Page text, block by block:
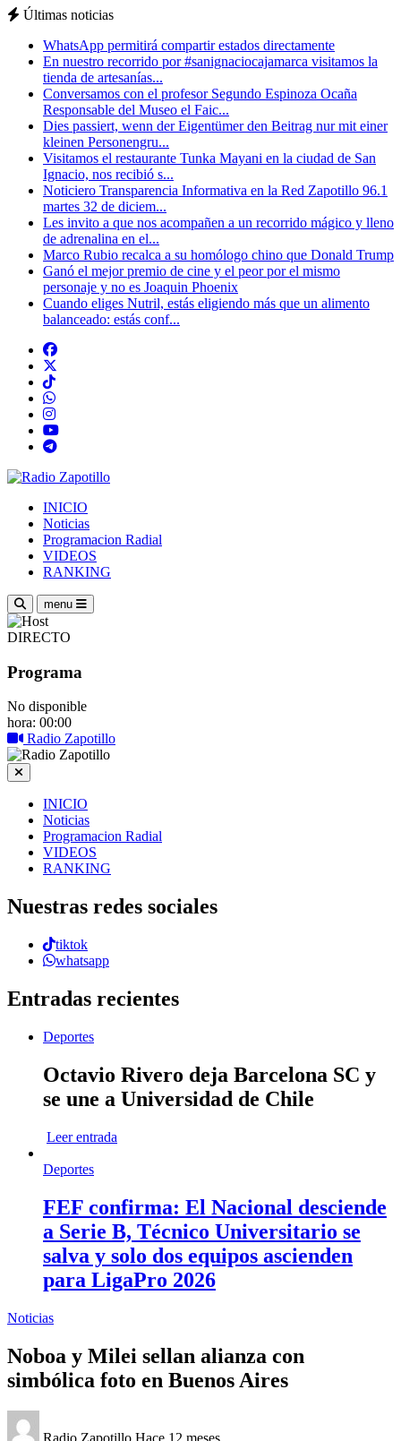
Últimas noticias
WhatsApp permitirá compartir estados directamente
En nuestro recorrido por #sanignaciocajamarca visitamos la
tienda de artesanías...
Conversamos con el profesor Segundo Espinoza Ocaña
Responsable del Museo el Faic...
Dies passiert, wenn der Eigentümer den Beitrag nur mit einer
kleinen Personengru...
Visitamos el restaurante Tunka Mayani en la ciudad de San
Ignacio, nos recibió s...
Noticiero Transparencia Informativa en la Red Zapotillo 96.1
martes 32 de diciem...
Les invito a que nos acompañen a un recorrido mágico y lleno
de adrenalina en el...
Marco Rubio recalca a su homólogo chino que Donald Trump
Ganó el mejor premio de cine y el peor por el mismo
personaje y no es Joaquin Phoenix
Cuando eliges Nutril, estás eligiendo más que un alimento
balanceado: estás conf...
INICIO
Noticias
Programacion Radial
VIDEOS
RANKING
menu
DIRECTO
Programa
No disponible
hora: 00:00
Radio Zapotillo
INICIO
Noticias
Programacion Radial
VIDEOS
RANKING
Nuestras redes sociales
tiktok
whatsapp
Entradas recientes
Deportes
Octavio Rivero deja Barcelona SC y
se une a Universidad de Chile
Leer entrada
Deportes
FEF confirma: El Nacional desciende
a Serie B, Técnico Universitario se
salva y solo dos equipos ascienden
para LigaPro 2026
Noticias
Noboa y Milei sellan alianza con
simbólica foto en Buenos Aires
Radio Zapotillo Hace 12 meses